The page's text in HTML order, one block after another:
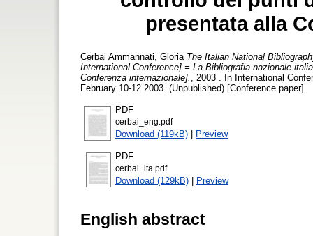
presentata alla
Cerbai Ammannati, Gloria The Italian National
International Conference] = La Bibliografia nazionale
Conferenza internazionale].
, 2003 . In International
February 10-12 2003. (Unpublished) [Conference paper]
PDF
cerbai_eng.pdf
Download (119kB) | Preview
PDF
cerbai_ita.pdf
Download (129kB) | Preview
English abstract